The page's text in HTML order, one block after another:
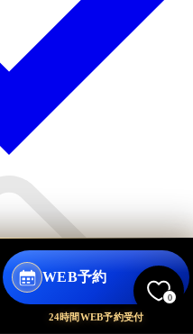
WEB予約 ›
24時間WEB予約受付
0